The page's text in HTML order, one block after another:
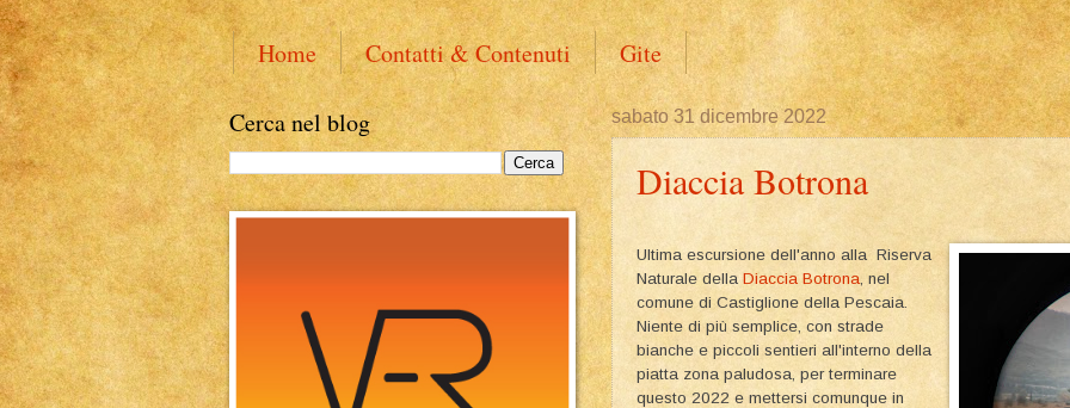
Home Contatti & Contenuti Gite
sabato 31 dicembre 2022
Diaccia Botrona
Ultima escursione dell'anno alla Riserva
Naturale della Diaccia Botrona , nel
comune di Castiglione della Pescaia.
Niente di più semplice, con strade
bianche e piccoli sentieri all'interno della
piatta zona paludosa, per terminare
questo 2022 e mettersi comunque in
Cerca nel blog